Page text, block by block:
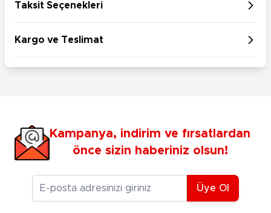
Taksit Seçenekleri
Kargo ve Teslimat
Kampanya, indirim ve fırsatlardan
önce sizin haberiniz olsun!
E-posta Adresiniz
Üye Ol